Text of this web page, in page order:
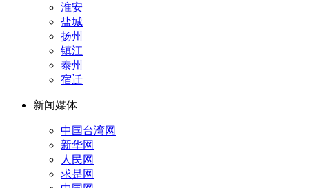
淮安
盐城
扬州
镇江
泰州
宿迁
新闻媒体
中国台湾网
新华网
人民网
求是网